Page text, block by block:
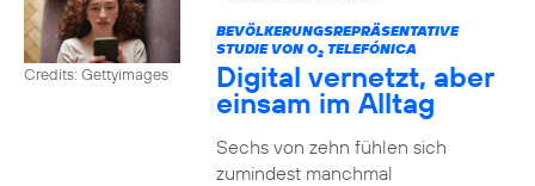
Credits: Gettyimages
BEVÖLKERUNGSREPRÄSENTATIVE
STUDIE VON O2TELEFÓNICA
Digital vernetzt, aber
einsam im Alltag
Sechs von zehn fühlen sich
zumindest manchmal